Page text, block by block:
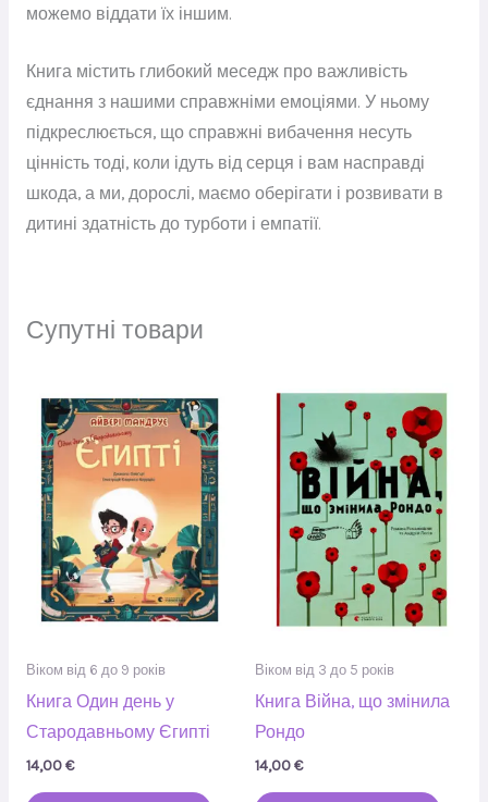
можемо віддати їх іншим.
Книга містить глибокий меседж про важливість
єднання з нашими справжніми емоціями. У ньому
підкреслюється, що справжні вибачення несуть
цінність тоді, коли ідуть від серця і вам насправді
шкода, а ми, дорослі, маємо оберігати і розвивати в
дитині здатність до турботи і емпатії.
Супутні товари
Віком від 6 до 9 років
Книга Один день у
Стародавньому Єгипті
14,00€
Віком від 3 до 5 років
Книга Війна, що змінила
Рондо
14,00€